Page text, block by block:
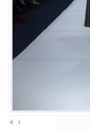
« ‹